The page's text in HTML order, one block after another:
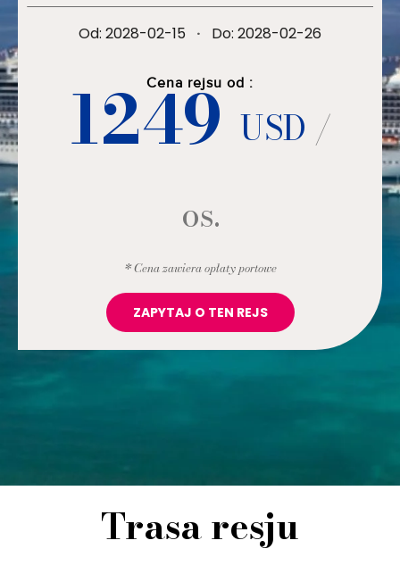
Od: 2028-02-15 · Do: 2028-02-26
Cena rejsu od :
1249USD /
os.
* Cena zawiera opłaty portowe
ZAPYTAJ O TEN REJS
Trasa resju